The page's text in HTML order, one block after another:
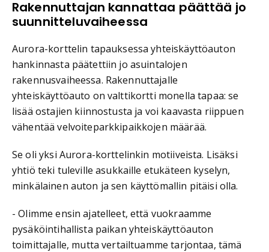
Rakennuttajan kannattaa päättää jo
suunnitteluvaiheessa
Aurora-korttelin tapauksessa yhteiskäyttöauton
hankinnasta päätettiin jo asuintalojen
rakennusvaiheessa. Rakennuttajalle
yhteiskäyttöauto on valttikortti monella tapaa: se
lisää ostajien kiinnostusta ja voi kaavasta riippuen
vähentää velvoiteparkkipaikkojen määrää.
Se oli yksi Aurora-korttelinkin motiiveista. Lisäksi
yhtiö teki tuleville asukkaille etukäteen kyselyn,
minkälainen auton ja sen käyttömallin pitäisi olla.
- Olimme ensin ajatelleet, että vuokraamme
pysäköintihallista paikan yhteiskäyttöauton
toimittajalle, mutta vertailtuamme tarjontaa, tämä